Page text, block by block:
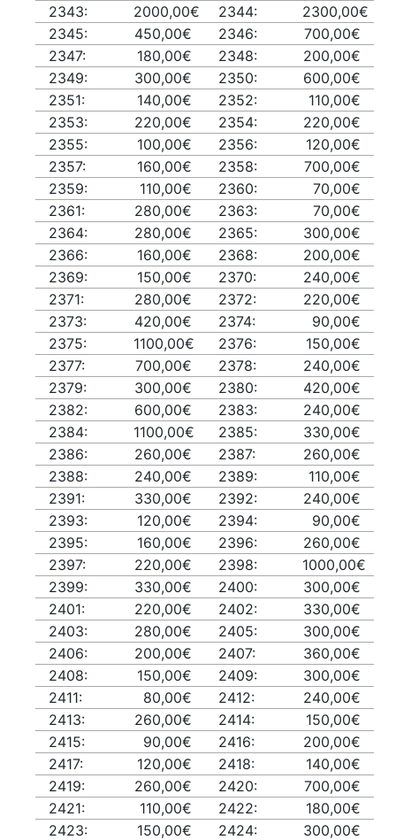
2343:
2000,00€ 2344:
2300,00€
2345:
450,00€ 2346:
700,00€
2347:
180,00€ 2348:
200,00€
2349:
300,00€ 2350:
600,00€
2351:
140,00€ 2352:
110,00€
2353:
220,00€ 2354:
220,00€
2355:
100,00€ 2356:
120,00€
2357:
160,00€ 2358:
700,00€
2359:
110,00€ 2360:
70,00€
2361:
280,00€ 2363:
70,00€
2364:
280,00€ 2365:
300,00€
2366:
160,00€ 2368:
200,00€
2369:
150,00€ 2370:
240,00€
2371:
280,00€ 2372:
220,00€
2373:
420,00€ 2374:
90,00€
2375:
1100,00€ 2376:
150,00€
2377:
700,00€ 2378:
240,00€
2379:
300,00€ 2380:
420,00€
2382:
600,00€ 2383:
240,00€
2384:
1100,00€ 2385:
330,00€
2386:
260,00€ 2387:
260,00€
2388:
240,00€ 2389:
110,00€
2391:
330,00€ 2392:
240,00€
2393:
120,00€ 2394:
90,00€
2395:
160,00€ 2396:
260,00€
2397:
220,00€ 2398:
1000,00€
2399:
330,00€ 2400:
300,00€
2401:
220,00€ 2402:
330,00€
2403:
280,00€ 2405:
300,00€
2406:
200,00€ 2407:
360,00€
2408:
150,00€ 2409:
300,00€
2411:
80,00€ 2412:
240,00€
2413:
260,00€ 2414:
150,00€
2415:
90,00€ 2416:
200,00€
2417:
120,00€ 2418:
140,00€
2419:
260,00€ 2420:
700,00€
2421:
110,00€ 2422:
180,00€
2423:
150,00€ 2424:
300,00€